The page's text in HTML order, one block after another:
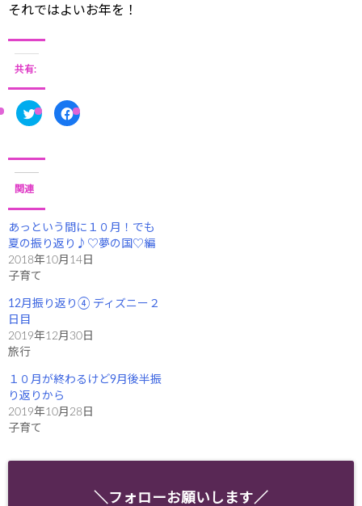
それではよいお年を！
共有:
ク
リ
て
t
r
で
共
有
(
新
ウ
ド
ウ
き
ま
す
)
F
a
る
に
は
ク
リ
し
て
く
さ
い
し
い
ン
き
関連
あっという間に１０月！でも
夏の振り返り♪♡夢の国♡編
2018年10月14日
子育て
12月振り返り④ ディズニー２
日目
2019年12月30日
旅行
１０月が終わるけど9月後半振
り返りから
2019年10月28日
子育て
＼フォローお願いします／